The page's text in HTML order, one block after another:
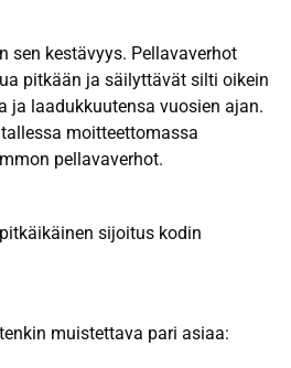
sen kestävyys. Pellavaverhot
pitkään ja säilyttävät silti oikein
ja laadukkuutensa vuosien ajan.
moitteettomassa
pellavaverhot.
sijoitus kodin
muistettava pari asiaa: